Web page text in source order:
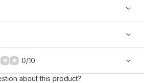
0/10